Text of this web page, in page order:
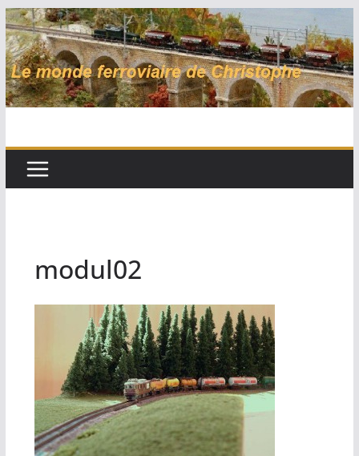
Passer
au
contenu
modul02